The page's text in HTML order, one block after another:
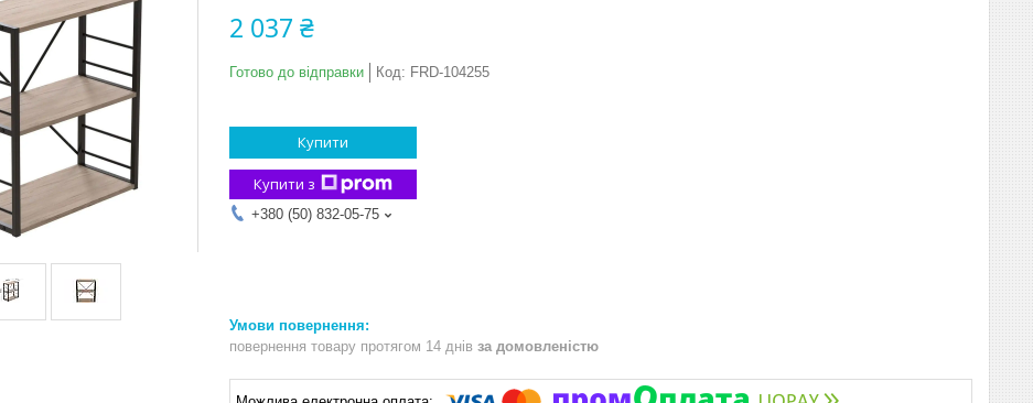
2 037 ₴
Готово до відправки Код: FRD-104255
Купити
Купити з
+380 (50) 832-05-75
повернення товару протягом 14 днів за домовленістю